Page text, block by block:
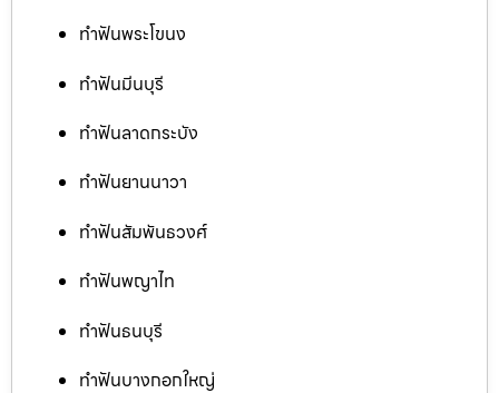
ทำฟันพระโขนง
ทำฟันมีนบุรี
ทำฟันลาดกระบัง
ทำฟันยานนาวา
ทำฟันสัมพันธวงศ์
ทำฟันพญาไท
ทำฟันธนบุรี
ทำฟันบางกอกใหญ่